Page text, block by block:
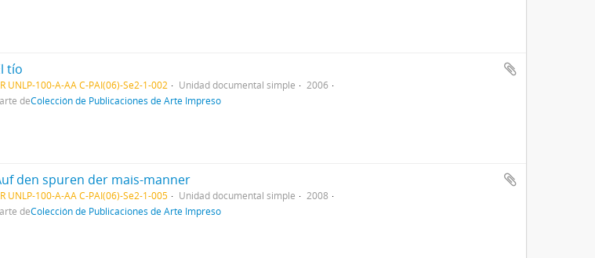
tío
UNLP-100-A-AA C-PAI(06)-Se2-1-002 Unidad documental simple
2006
deColección de Publicaciones de Arte Impreso
den spuren der mais-manner
UNLP-100-A-AA C-PAI(06)-Se2-1-005 Unidad documental simple
2008
deColección de Publicaciones de Arte Impreso